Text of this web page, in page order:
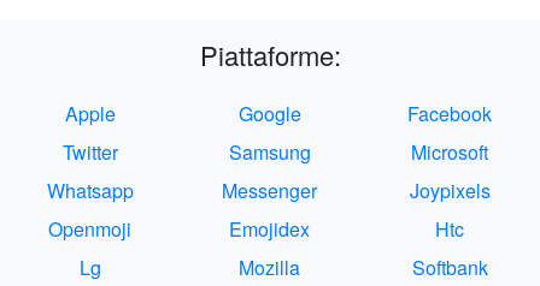
Piattaforme:
Apple Google
Facebook
Twitter
Samsung
Microsoft
Whatsapp
Messenger
Joypixels
Openmoji
Emojidex
Htc
Lg
Mozilla
Softbank